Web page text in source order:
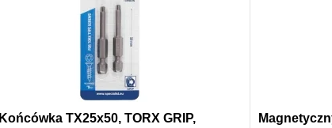
Końcówka TX25x50, TORX GRIP,